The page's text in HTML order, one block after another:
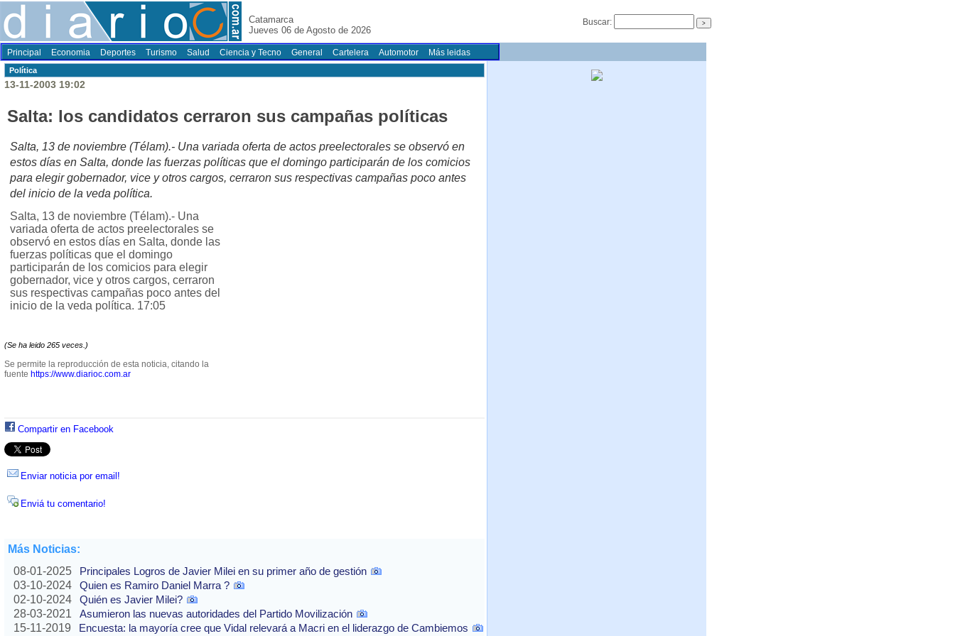
Catamarca
Jueves 06 de Agosto de 2026
Buscar:
Principal Economia Deportes Turismo Salud Ciencia y Tecno General Cartelera Automotor Más leidas
Polí­tica
13-11-2003 19:02
Salta: los candidatos cerraron sus campañas políticas
Salta, 13 de noviembre (Télam).- Una variada oferta de actos preelectorales se observó en
estos días en Salta, donde las fuerzas políticas que el domingo participarán de los comicios
para elegir gobernador, vice y otros cargos, cerraron sus respectivas campañas poco antes
del inicio de la veda política.
Salta, 13 de noviembre (Télam).- Una
variada oferta de actos preelectorales se
observó en estos días en Salta, donde las
fuerzas políticas que el domingo
participarán de los comicios para elegir
gobernador, vice y otros cargos, cerraron
sus respectivas campañas poco antes del
inicio de la veda política. 17:05
(Se ha leido 265 veces.)
Se permite la reproducción de esta noticia, citando la
fuente https://www.diarioc.com.ar
Compartir en Facebook
Enviar noticia por email!
Enviá tu comentario!
Más Noticias:
08-01-2025
Principales Logros de Javier Milei en su primer año de gestión
03-10-2024
Quien es Ramiro Daniel Marra ?
02-10-2024
Quién es Javier Milei?
28-03-2021
Asumieron las nuevas autoridades del Partido Movilización
15-11-2019
Encuesta: la mayoría cree que Vidal relevará a Macri en el liderazgo de Cambiemos